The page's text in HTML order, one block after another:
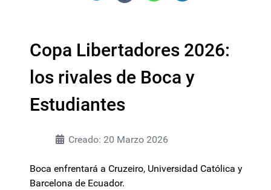
Copa Libertadores 2026:
los rivales de Boca y
Estudiantes
Creado: 20 Marzo 2026
Boca enfrentará a Cruzeiro, Universidad Católica y
Barcelona de Ecuador.